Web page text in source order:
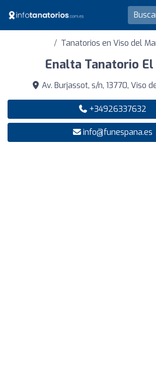
Tanatorios en Viso del
Enalta Tanatorio El
Av. Burjassot, s/n, 13770, Viso
+34926337632
info@funespana.es